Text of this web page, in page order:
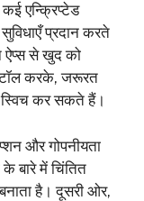
एन्क्रिप्टेड
प्रदान करते
ऐप्स से खुद को
करके, जरूरत
स्विच कर सकते हैं।
और गोपनीयता
बारे में चिंतित
है। दूसरी ओर,